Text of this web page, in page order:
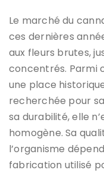
Le marché du
ces dernières
aux fleurs brutes,
concentrés. Parmi
une place
recherchée pour
sa durabilité, elle
homogène. Sa
l’organisme
fabrication utilisé